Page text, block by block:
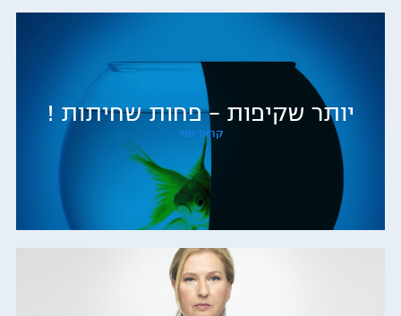
יותר שקיפות – פחות שחיתות !
קראו עוד